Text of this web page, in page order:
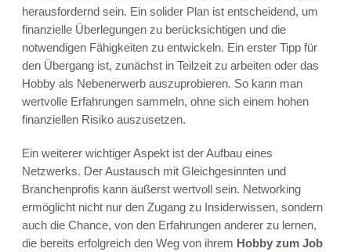
herausfordernd sein. Ein solider Plan ist entscheidend, um
finanzielle Überlegungen zu berücksichtigen und die
notwendigen Fähigkeiten zu entwickeln. Ein erster Tipp für
den Übergang ist, zunächst in Teilzeit zu arbeiten oder das
Hobby als Nebenerwerb auszuprobieren. So kann man
wertvolle Erfahrungen sammeln, ohne sich einem hohen
finanziellen Risiko auszusetzen.
Ein weiterer wichtiger Aspekt ist der Aufbau eines
Netzwerks. Der Austausch mit Gleichgesinnten und
Branchenprofis kann äußerst wertvoll sein. Networking
ermöglicht nicht nur den Zugang zu Insiderwissen, sondern
auch die Chance, von den Erfahrungen anderer zu lernen,
die bereits erfolgreich den Weg von ihrem Hobby zum Job